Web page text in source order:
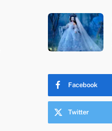
Facebook
Twitter